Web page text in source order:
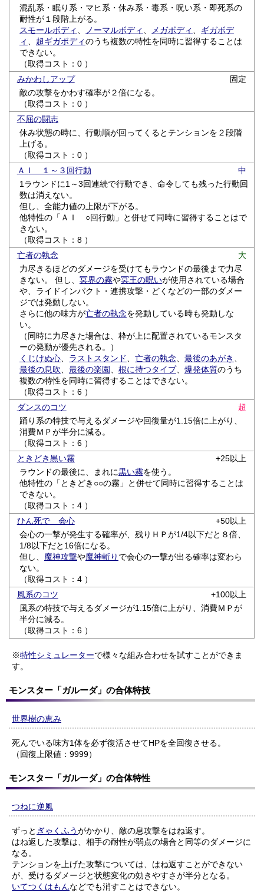
混乱系・眠り系・マヒ系・休み系・毒系・呪い系・即死系の
耐性が１段階上がる。
スモールボディ
ノーマルボディ メガボディ
ギガボデ
ィ
超ギガボディのうち複数の特性を同時に習得することは
できない。
（取得コスト：0 ）
みかわしアップ
固定
敵の攻撃をかわす確率が２倍になる。
（取得コスト：0 ）
不屈の闘志
休み状態の時に、行動順が回ってくるとテンションを２段階
上げる。
（取得コスト：0 ）
ＡＩ １～３回行動
中
1ラウンドに1～3回連続で行動でき、命令しても残った行動回
数は消えない。
但し、全能力値の上限が下がる。
他特性の「ＡＩ ○回行動」と併せて同時に習得することはで
きない。
（取得コスト：8 ）
亡者の執念
大
力尽きるほどのダメージを受けてもラウンドの最後まで力尽
きない。 但し、 冥界の霧や冥王の呪いが使用されている場合
や、ライドインパクト・連携攻撃・どくなどの一部のダメー
ジでは発動しない。
さらに他の味方が亡者の執念を発動している時も発動しな
い。
（同時に力尽きた場合は、枠が上に配置されているモンスタ
ーの発動が優先される。）
くじけぬ心、 ラストスタンド 亡者の執念、 最後のあがき
最後の息吹
最後の楽園 根に持つタイプ、 爆発体質のうち
複数の特性を同時に習得することはできない。
（取得コスト：6 ）
ダンスのコツ
超
踊り系の特技で与えるダメージや回復量が1.15倍に上がり、
消費ＭＰが半分に減る。
（取得コスト：6 ）
ときどき黒い霧
+25以上
ラウンドの最後に、まれに黒い霧を使う。
他特性の「ときどき○○の霧」と併せて同時に習得することは
できない。
（取得コスト：4 ）
ひん死で 会心
+50以上
会心の一撃が発生する確率が、残りＨＰが1/4以下だと８倍、
1/8以下だと16倍になる。
但し、 魔神攻撃や魔神斬り で会心の一撃が出る確率は変わら
ない。
（取得コスト：4 ）
風系のコツ
+100以上
風系の特技で与えるダメージが1.15倍に上がり、消費ＭＰが
半分に減る。
（取得コスト：6 ）
※特性シミュレーターで様々な組み合わせを試すことができま
す。
モンスター「ガルーダ」の合体特技
世界樹の恵み
死んでいる味方1体を必ず復活させてHPを全回復させる。
（回復上限値：9999）
モンスター「ガルーダ」の合体特性
つねに逆風
ずっと ぎゃくふうがかかり、敵の息攻撃をはね返す。
はね返した攻撃は、相手の耐性が弱点の場合と同等のダメージに
なる。
テンションを上げた攻撃については、はね返すことができない
が、受けるダメージと状態変化の効きやすさが半分となる。
いてつくはもんなどでも消すことはできない。